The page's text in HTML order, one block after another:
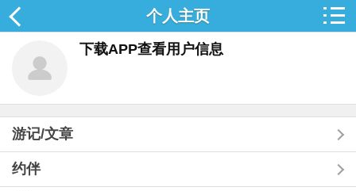
个人主页
下载APP查看用户信息
游记/文章
约伴